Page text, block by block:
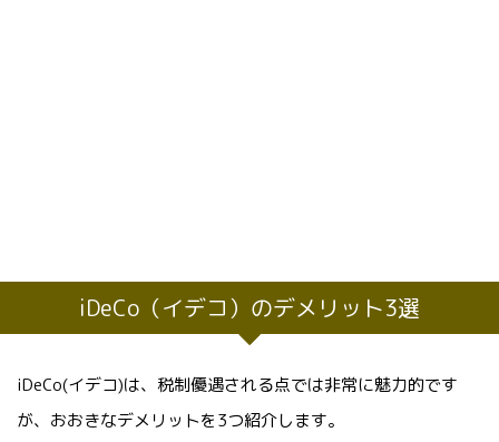
iDeCo（イデコ）のデメリット3選
iDeCo(イデコ)は、税制優遇される点では非常に魅力的です
が、おおきなデメリットを3つ紹介します。